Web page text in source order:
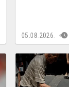
05.08.2026.